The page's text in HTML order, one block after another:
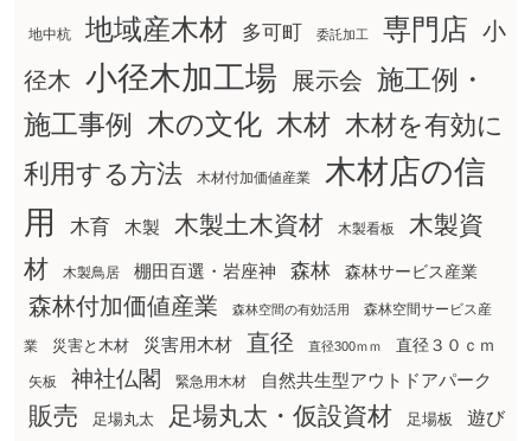
地中杭 地域産木材 多可町 委託加工 専門店 小
径木 小径木加工場 展示会 施工例・
施工事例
木の文化 木材 木材を有効に
利用する方法
木材付加価値産業
木材店の信
用
木育 木製 木製土木資材 木製看板
木製資
材
木製鳥居 棚田百選・岩座神 森林 森林サービス産業
森林付加価値産業 森林空間の有効活用 森林空間サービス産
業 災害と木材 災害用木材 直径 直径300ｍｍ 直径３０ｃｍ
矢板 神社仏閣 緊急用木材 自然共生型アウトドアパーク
販売 足場丸太 足場丸太・仮設資材 足場板 遊び